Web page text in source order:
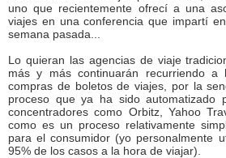
uno que recientemente ofrecí a una
viajes en una conferencia que impartí
semana pasada...
Lo quieran las agencias de viaje
más y más continuarán recurriendo
compras de boletos de viajes, por la
proceso que ya ha sido automatizado
concentradores como Orbitz, Yahoo
como es un proceso relativamente
para el consumidor (yo personalmente
95% de los casos a la hora de viajar).